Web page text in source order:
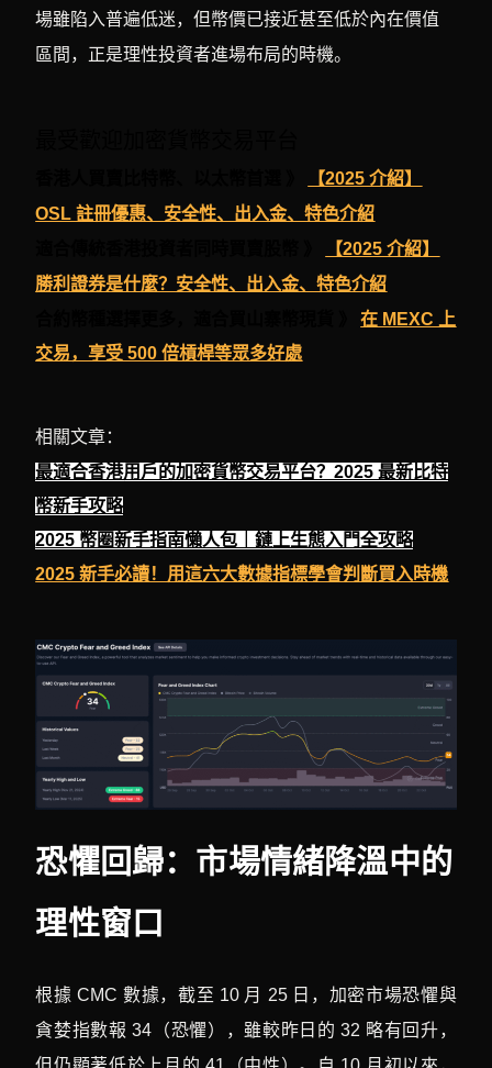
場雖陷入普遍低迷，但幣價已接近甚至低於內在價值
區間，正是理性投資者進場布局的時機。
【2025 介紹】
OSL 註冊優惠、安全性、出入金、特色介紹
【2025 介紹】
勝利證券是什麼？安全性、出入金、特色介紹
合約幣種選擇更多，適合買山寨幣現貨 》在 MEXC 上
交易，享受 500 倍槓桿等眾多好處
相關文章：
最適合香港用戶的加密貨幣交易平台？2025 最新比特
幣新手攻略
2025 幣圈新手指南懶人包｜鏈上生態入門全攻略
2025 新手必讀！用這六大數據指標學會判斷買入時機
恐懼回歸：市場情緒降溫中的
理性窗口
根據 CMC 數據，截至 10 月 25 日，加密市場恐懼與
貪婪指數報 34（恐懼），雖較昨日的 32 略有回升，